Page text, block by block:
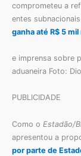
comprometeu a
entes
ganha até R$ 5
e imprensa sobre
aduaneira Foto:
PUBLICIDADE
Como o Estadão/
apresentou a
por parte de